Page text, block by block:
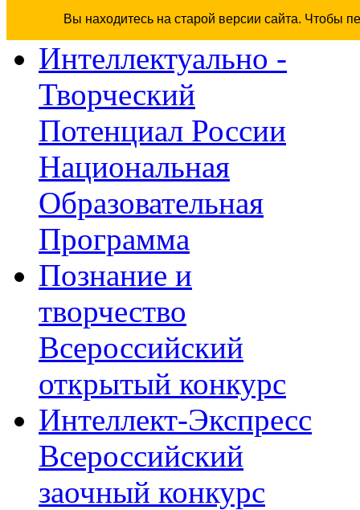
Вы находитесь на старой версии сайта. Чтобы
Интеллектуально -
Творческий
Потенциал России
Национальная
Образовательная
Программа
Познание и
творчество
Всероссийский
открытый конкурс
Интеллект-Экспресс
Всероссийский
заочный конкурс